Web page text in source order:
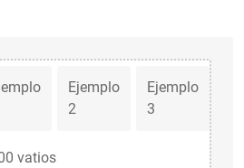
Ejemplo
2
Ejemplo
3
vatios